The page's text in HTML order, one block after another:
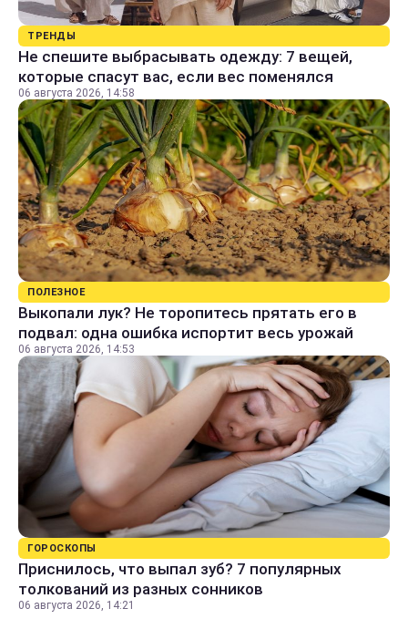
ТРЕНДЫ
Не спешите выбрасывать одежду: 7 вещей,
которые спасут вас, если вес поменялся
06 августа 2026, 14:58
ПОЛЕЗНОЕ
Выкопали лук? Не торопитесь прятать его в
подвал: одна ошибка испортит весь урожай
06 августа 2026, 14:53
ГОРОСКОПЫ
Приснилось, что выпал зуб? 7 популярных
толкований из разных сонников
06 августа 2026, 14:21